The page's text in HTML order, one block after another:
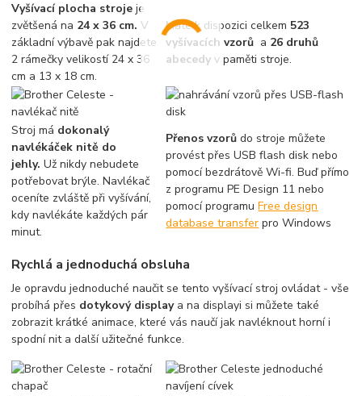
Vyšívací plocha strojeje
zvětšená na 24 x 36 cm.V
základní výbavě pak najdete
2 rámečky velikostí 24 x 36
cm a 13 x 18 cm.
Máte k dispozici celkem 523
vyšívacích vzorů a 26 druhů
abecedy v paměti stroje.
Stroj má dokonalý
navlékáček nitě do
jehly.Už nikdy nebudete
potřebovat brýle. Navlékač
oceníte zvláště při vyšívání,
kdy navlékáte každých pár
minut.
Přenos vzorůdo stroje můžete
provést přes USB flash disk nebo
pomocí bezdrátově Wi-fi. Buď přímo
z programu PE Design 11 nebo
pomocí programuFree design
database transfer pro Windows
Rychlá a jednoduchá obsluha
Je opravdu jednoduché naučit se tento vyšívací stroj ovládat - vše
probíhá přes dotykový displaya na displayi si můžete také
zobrazit krátké animace, které vás naučí jak navléknout horní i
spodní nit a další užitečné funkce.